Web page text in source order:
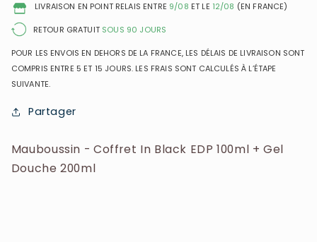
Gel
Douche
Gel
Douche
LIVRAISON EN POINT RELAIS ENTRE 9/08 ET LE 12/08 (EN FRANCE)
RETOUR GRATUIT SOUS 90 JOURS
POUR LES ENVOIS EN DEHORS DE LA FRANCE, LES DÉLAIS DE LIVRAISON SONT
COMPRIS ENTRE 5 ET 15 JOURS. LES FRAIS SONT CALCULÉS À L’ÉTAPE
SUIVANTE.
Partager
Mauboussin - Coffret In Black EDP 100ml + Gel
Douche 200ml